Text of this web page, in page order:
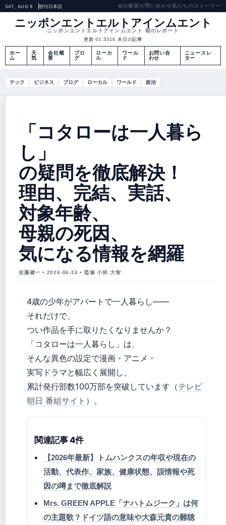
SAT, AUG 8 朝刊日本語 会社概要お問い合わせ私たちのストーリー
ニッポンエントエルトアインムエント
ニッポンエントエルトアインムエント 朝のレポート
更新 02:3516 本日の記事
ホー
ム
天
気
会社概
要
ブロ
グ
ローカ
ル
ワール
ド
お問い合
わせ
ニュースレ
ター
テック ビジネス ブログ ローカル ワールド 政治
「コタローは一人暮ら
し」
の疑問を徹底解決！
理由、完結、実話、
対象年齢、
母親の死因、
気になる情報を網羅
佐藤健一 • 2026-06-24 • 監修 小林 大智
4歳の少年がアパートで一人暮らし――
それだけで、
つい作品を手に取りたくなりませんか？
「コタローは一人暮らし」は、
そんな異色の設定で漫画・アニメ・
実写ドラマと幅広く展開し、
累計発行部数100万部を突破しています（テレビ
朝日 番組サイト ）。
関連記事 4件
【2026年最新】トムハンクスの年収や現在の
活動、代表作、家族、健康状態、誤情報や死
因の噂まで徹底解説
Mrs. GREEN APPLE「ナハトムジーク」は何
の主題歌？ドイツ語の意味や大森元貴の難聴